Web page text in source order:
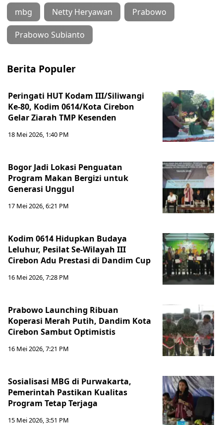
mbg Netty Heryawan Prabowo
Prabowo Subianto
Berita Populer
Peringati HUT Kodam III/Siliwangi
Ke-80, Kodim 0614/Kota Cirebon
Gelar Ziarah TMP Kesenden
18 Mei 2026, 1:40 PM
Bogor Jadi Lokasi Penguatan
Program Makan Bergizi untuk
Generasi Unggul
17 Mei 2026, 6:21 PM
Kodim 0614 Hidupkan Budaya
Leluhur, Pesilat Se-Wilayah III
Cirebon Adu Prestasi di Dandim Cup
16 Mei 2026, 7:28 PM
Prabowo Launching Ribuan
Koperasi Merah Putih, Dandim Kota
Cirebon Sambut Optimistis
16 Mei 2026, 7:21 PM
Sosialisasi MBG di Purwakarta,
Pemerintah Pastikan Kualitas
Program Tetap Terjaga
15 Mei 2026, 3:51 PM